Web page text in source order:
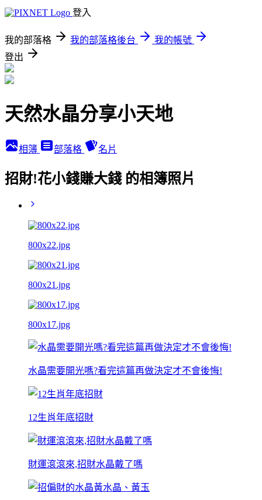
登入
我的部落格 我的部落格後台
我的帳號
登出
天然水晶分享小天地
相簿 部落格 名片
招財!花小錢賺大錢 的相簿照片
800x22.jpg
800x21.jpg
800x17.jpg
水晶需要開光嗎?看完這篇再做決定才不會後悔!
12生肖年底招財
財運滾滾來,招財水晶戴了嗎